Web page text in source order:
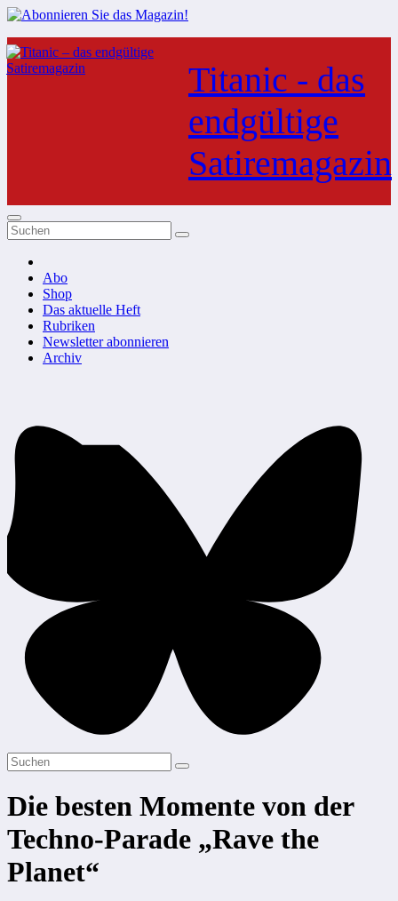
Zum
Inhalt
springen
Titanic - das
endgültige
Satiremagazin
Abo
Shop
Das aktuelle Heft
Rubriken
Newsletter abonnieren
Archiv
Die besten Momente von der
Techno-Parade „Rave the
Planet“